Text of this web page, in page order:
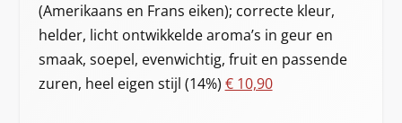
(Amerikaans en Frans eiken); correcte kleur,
helder, licht ontwikkelde aroma’s in geur en
smaak, soepel, evenwichtig, fruit en passende
zuren, heel eigen stijl (14%) € 10,90